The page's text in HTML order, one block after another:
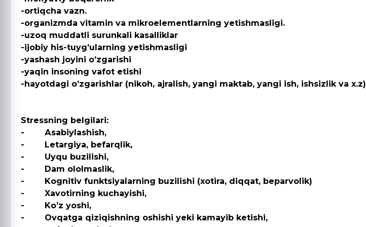
-ortiqcha vazn.
-organizmda vitamin va mikroelementlarning yetishmasligi.
-uzoq muddatli surunkali kasalliklar
-ijobiy his-tuygʼularning yetishmasligi
-yashash joyini oʼzgarishi
-yaqin insoning vafot etishi
-hayotdagi oʼzgarishlar (nikoh, ajralish, yangi maktab, yangi ish, ishsizlik va x.z)
Stressning belgilari:
- Аsabiylashish,
- Letargiya, befarqlik,
- Uyqu buzilishi,
- Dam ololmaslik,
- Kognitiv funktsiyalarning buzilishi (xotira, diqqat, beparvolik)
- Xavotirning kuchayishi,
- Koʼz yoshi,
- Ovqatga qiziqishning oshishi yeki kamayib ketishi,